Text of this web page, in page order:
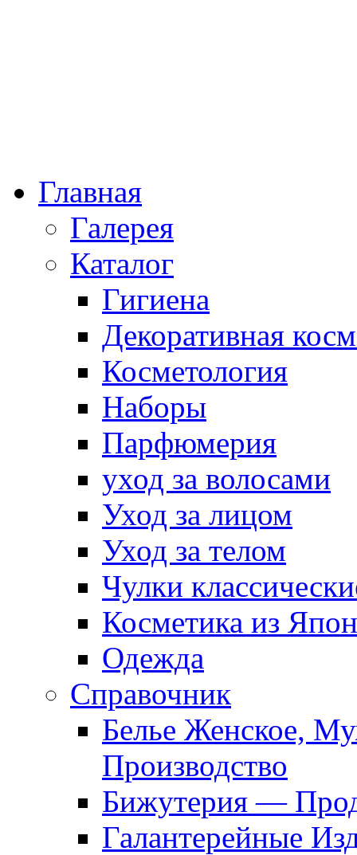
Главная
Галерея
Каталог
Гигиена
Декоративная
Косметология
Наборы
Парфюмерия
уход за волосами
Уход за лицом
Уход за телом
Чулки
Косметика из
Одежда
Справочник
Белье Женское,
Производство
Бижутерия —
Галантерейные